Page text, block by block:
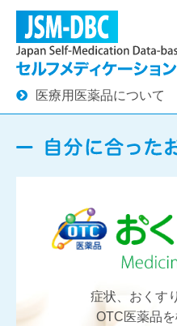
医療用医薬品について
症状、おくす
OTC医薬品を